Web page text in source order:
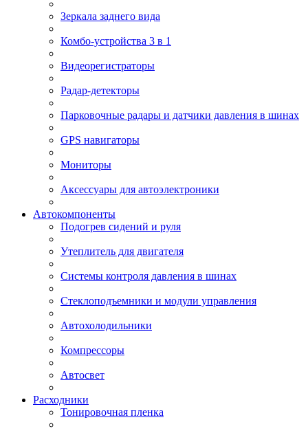
Зеркала заднего вида
Комбо-устройства 3 в 1
Видеорегистраторы
Радар-детекторы
Парковочные радары и датчики давления в шинах
GPS навигаторы
Мониторы
Аксессуары для автоэлектроники
Автокомпоненты
Подогрев сидений и руля
Утеплитель для двигателя
Системы контроля давления в шинах
Стеклоподъемники и модули управления
Автохолодильники
Компрессоры
Автосвет
Расходники
Тонировочная пленка